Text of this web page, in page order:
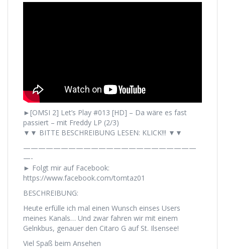
►[OMSI 2] Let’s Play #013 [HD] – Da wäre es fast
passiert – mit Freddy LP (2/3)
▼▼ BITTE BESCHREIBUNG LESEN: KLICK!!! ▼▼
———————————————————————
—-
► Folgt mir auf Facebook:
https://www.facebook.com/tomtaz01
BESCHREIBUNG:
Heute erfülle ich mal einen Wunsch einses Users
meines Kanals… Und zwar fahren wir mit einem
Gelnkbus, genauer den Citaro G auf St. Ilsensee!
Viel Spaß beim Ansehen